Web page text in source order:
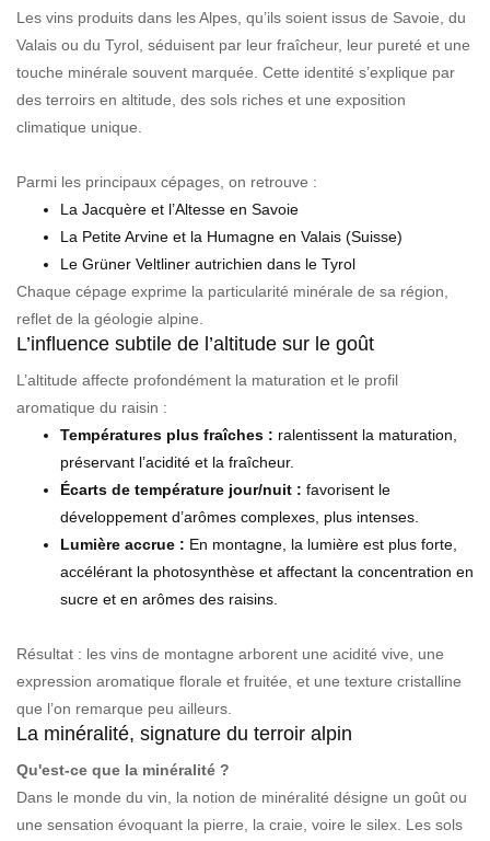
Les vins produits dans les Alpes, qu’ils soient issus de Savoie, du
Valais ou du Tyrol, séduisent par leur fraîcheur, leur pureté et une
touche minérale souvent marquée. Cette identité s’explique par
des terroirs en altitude, des sols riches et une exposition
climatique unique.
Parmi les principaux cépages, on retrouve :
La Jacquère et l’Altesse en Savoie
La Petite Arvine et la Humagne en Valais (Suisse)
Le Grüner Veltliner autrichien dans le Tyrol
Chaque cépage exprime la particularité minérale de sa région,
reflet de la géologie alpine.
L’influence subtile de l’altitude sur le goût
L’altitude affecte profondément la maturation et le profil
aromatique du raisin :
Températures plus fraîches : ralentissent la maturation,
préservant l’acidité et la fraîcheur.
Écarts de température jour/nuit : favorisent le
développement d’arômes complexes, plus intenses.
Lumière accrue : En montagne, la lumière est plus forte,
accélérant la photosynthèse et affectant la concentration en
sucre et en arômes des raisins.
Résultat : les vins de montagne arborent une acidité vive, une
expression aromatique florale et fruitée, et une texture cristalline
que l’on remarque peu ailleurs.
La minéralité, signature du terroir alpin
Qu'est-ce que la minéralité ?
Dans le monde du vin, la notion de minéralité désigne un goût ou
une sensation évoquant la pierre, la craie, voire le silex. Les sols